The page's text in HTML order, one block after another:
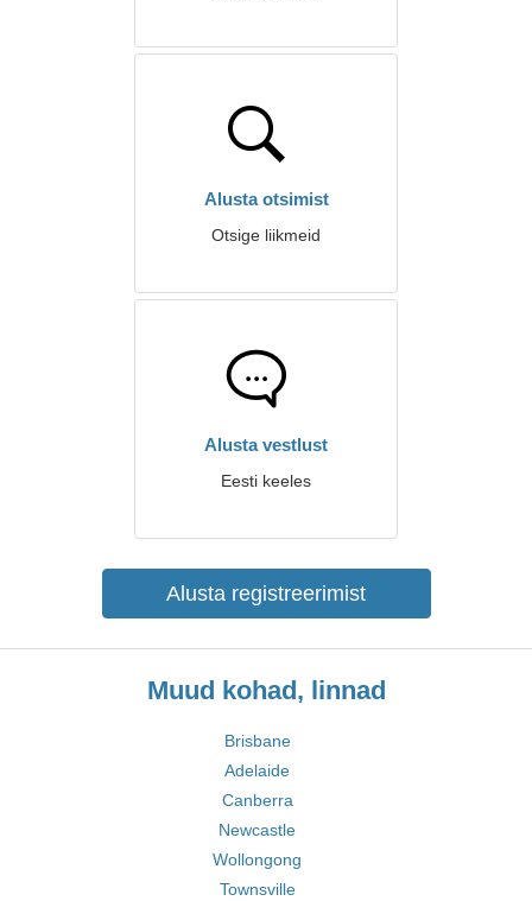
Alusta otsimist
Otsige liikmeid
Alusta vestlust
Eesti keeles
Alusta registreerimist
Muud kohad, linnad
Brisbane
Adelaide
Canberra
Newcastle
Wollongong
Townsville